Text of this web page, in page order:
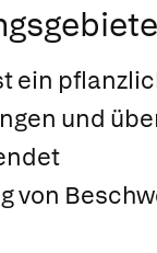
ein
und
von